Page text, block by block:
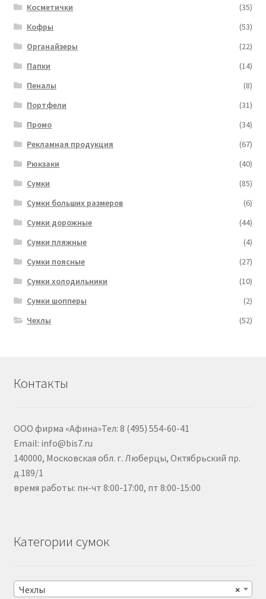
Косметички
(35)
Кофры
(53)
Органайзеры
(22)
Папки
(14)
Пеналы
(8)
Портфели
(31)
Промо
(34)
Рекламная продукция
(67)
Рюкзаки
(40)
Сумки
(85)
Сумки больших размеров
(6)
Сумки дорожные
(44)
Сумки пляжные
(4)
Сумки поясные
(27)
Сумки холодильники
(10)
Сумки шопперы
(2)
Чехлы
(52)
Контакты
ООО фирма «Афина»Тел: 8 (495) 554-60-41
Email: info@bis7.ru
140000, Московская обл. г. Люберцы, Октябрьский пр.
д.189/1
время работы: пн-чт 8:00-17:00, пт 8:00-15:00
Категории сумок
×
Чехлы